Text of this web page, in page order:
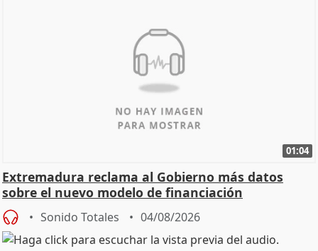
01:04
Extremadura reclama al Gobierno más datos
sobre el nuevo modelo de financiación
Sonido Totales 04/08/2026